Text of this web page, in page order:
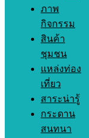
ภาพ
กิจกรรม
สินค้า
ชุมชน
แหล่งท่อง
เที่ยว
สาระน่ารู้
กระดาน
สนทนา